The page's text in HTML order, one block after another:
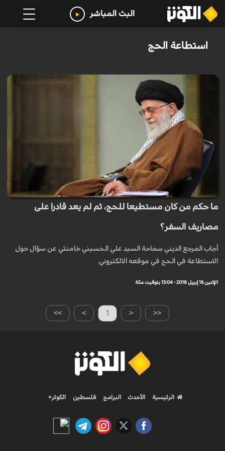
البث المباشر
استطاعة الحج
ما حكم من كان مستطيعا للحج، ثم لم يعد قادرا على
مصاريف السفر؟
أجاب المرجع الديني سماحة السيد علي الحسيني خامنئي عن سؤال حول
الاستطاعة في الحج في موقعه الالكتروني.
الإثنين 16 إبريل 2018 - 13:04 بتوقيت مكة
>> > 1 < <<
الرئيسية الأحدث البرامج فلسطين الكوثر+